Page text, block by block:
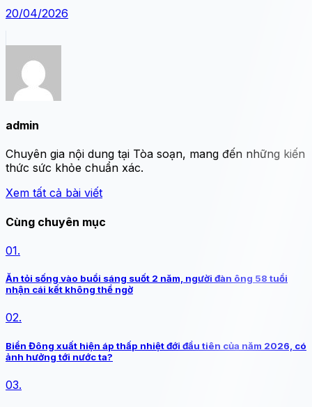
20/04/2026
admin
Chuyên gia nội dung tại Tòa soạn, mang đến những kiến
thức sức khỏe chuẩn xác.
Xem tất cả bài viết
Cùng chuyên mục
01.
Ăn tỏi sống vào buổi sáng suốt 2 năm, người đàn ông 58 tuổi
nhận cái kết không thể ngờ
02.
Biển Đông xuất hiện áp thấp nhiệt đới đầu tiên của năm 2026, có
ảnh hưởng tới nước ta?
03.